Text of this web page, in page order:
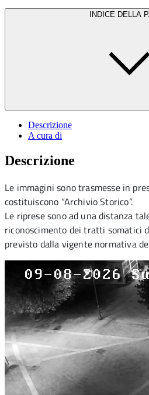
INDICE DELLA
Descrizione
A cura di
Descrizione
Le immagini sono trasmesse in
costituiscono “Archivio Storico”.
Le riprese sono ad una distanza
riconoscimento dei tratti somatici
previsto dalla vigente normativa